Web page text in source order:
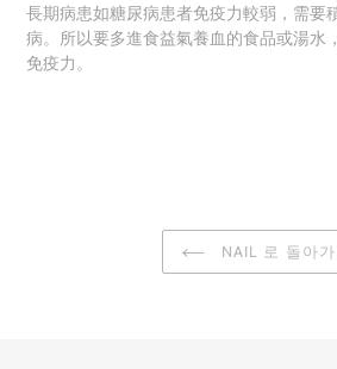
長期病患如糖尿病患者免疫力較弱，需要
病。所以要多進食益氣養血的食品或湯水
免疫力。
NAIL 로 돌아가